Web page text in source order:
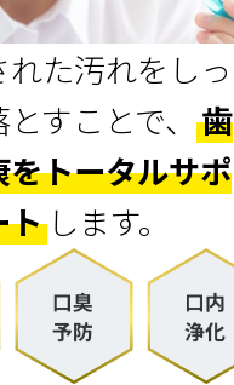
た汚れをしっ
すことで、 歯
をトータルサポ
トします。